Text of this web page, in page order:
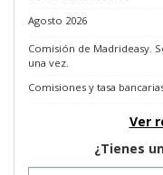
Agosto 2026
Comisión de Madrideasy.
una vez.
Comisiones y tasa
Ver
¿Tienes